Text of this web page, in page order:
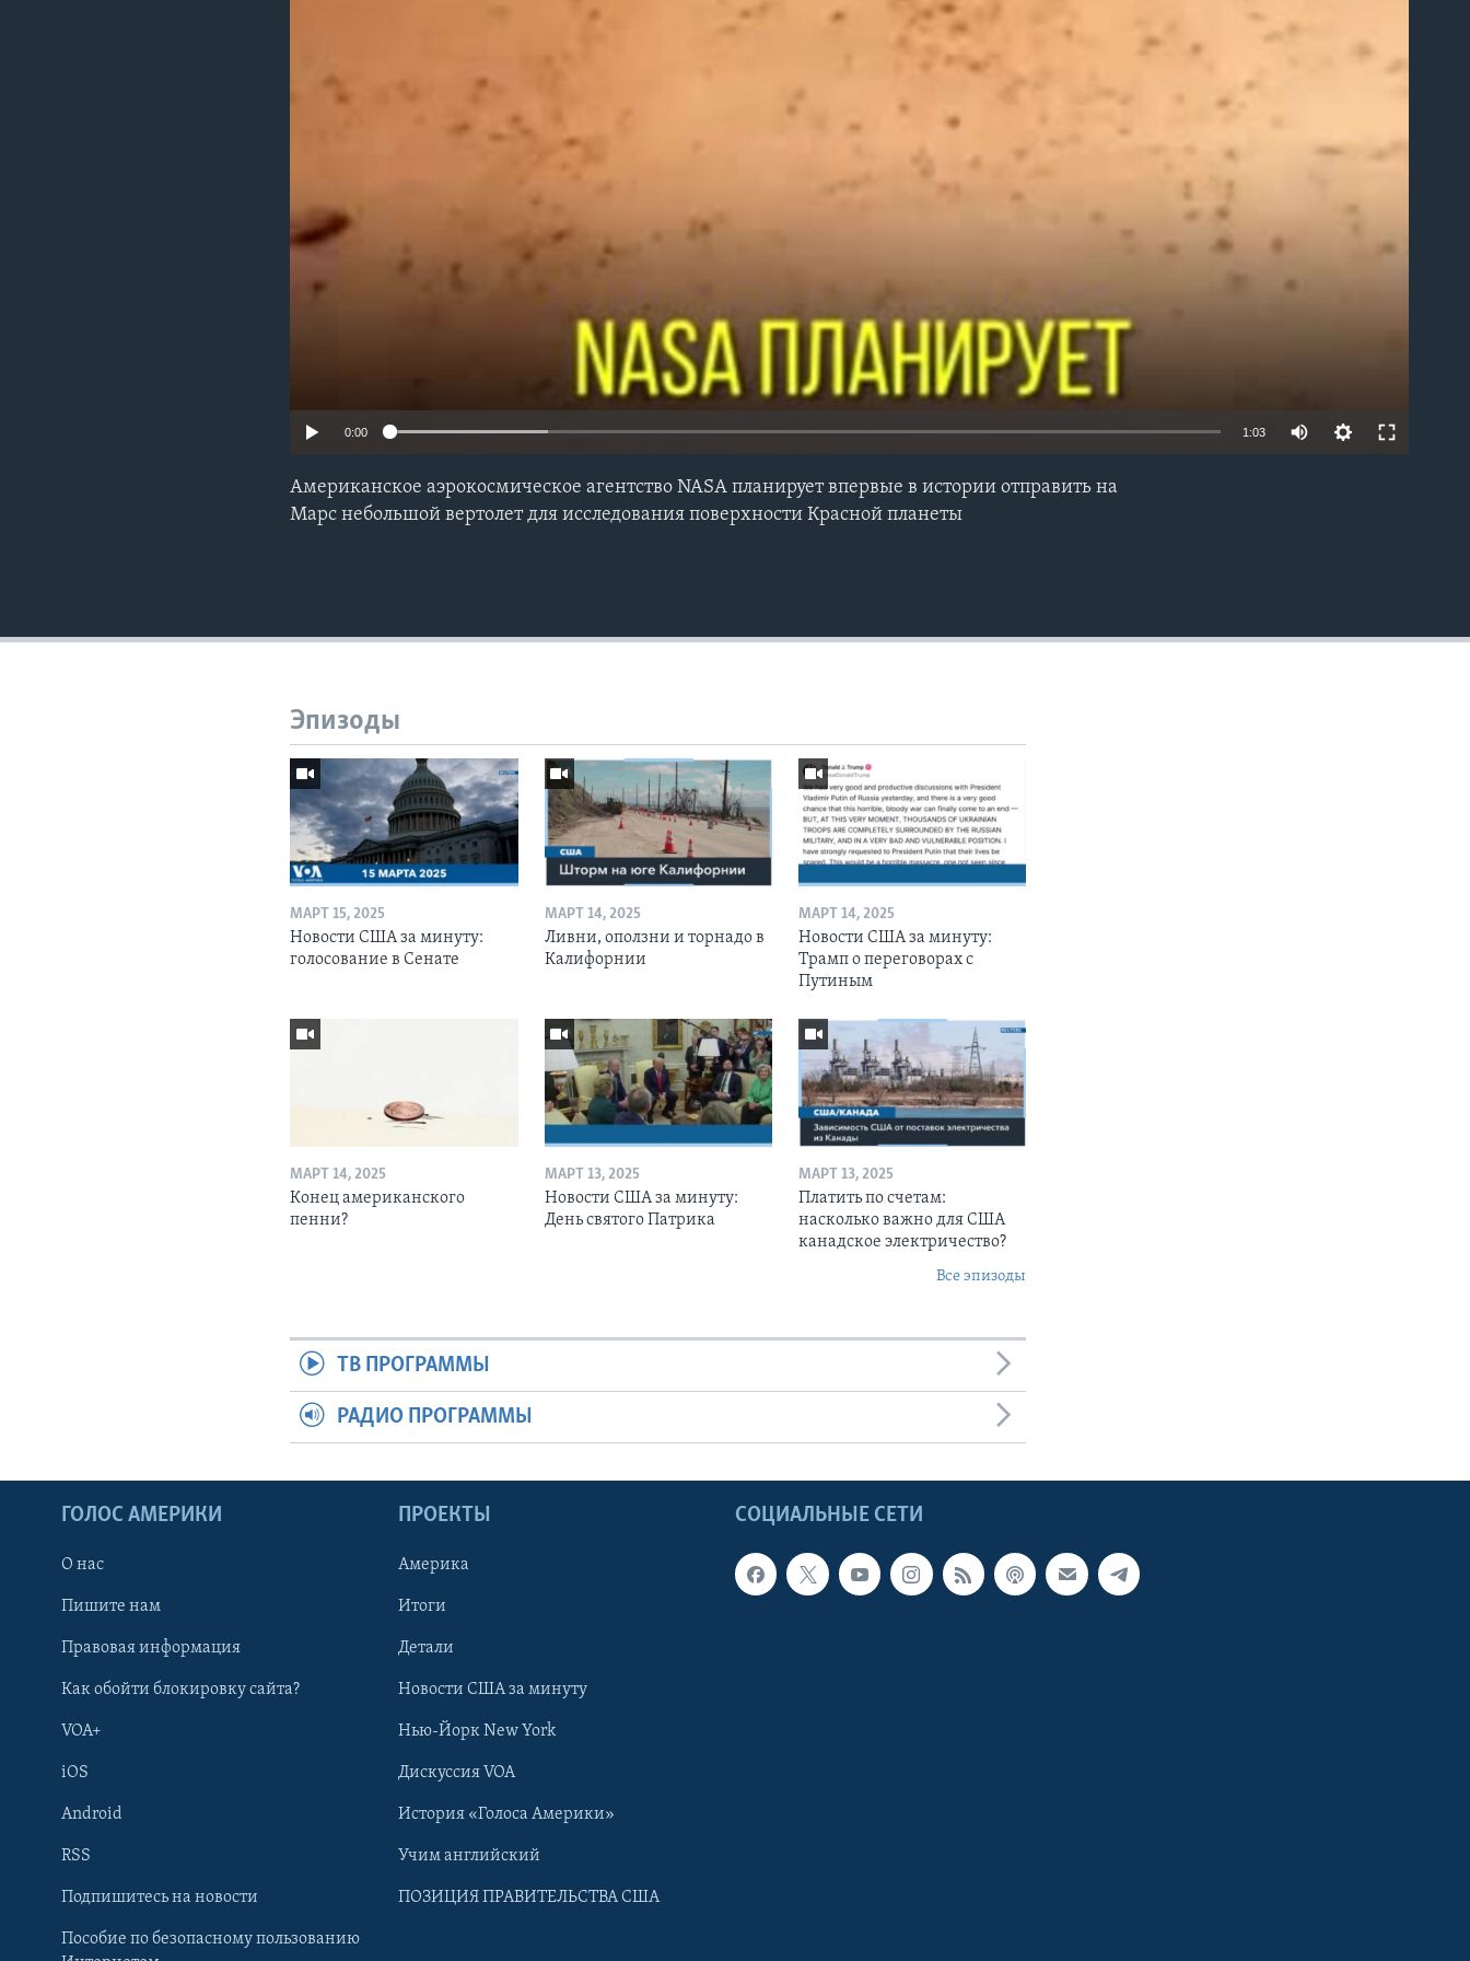
СОЦИАЛЬНЫЕ СЕТИ
0:00 1:03
Американское аэрокосмическое агентство NASA планирует впервые в истории отправить на
Марс небольшой вертолет для исследования поверхности Красной планеты
Эпизоды
МАРТ 15, 2025
Новости США за минуту:
голосование в Сенате
МАРТ 14, 2025
Ливни, оползни и торнадо в
Калифорнии
МАРТ 14, 2025
Новости США за минуту:
Трамп о переговорах с
Путиным
МАРТ 14, 2025
Конец американского
пенни?
МАРТ 13, 2025
Новости США за минуту:
День святого Патрика
МАРТ 13, 2025
Платить по счетам:
насколько важно для США
канадское электричество?
Все эпизоды
ТВ ПРОГРАММЫ
РАДИО ПРОГРАММЫ
СОЦИАЛЬНЫЕ СЕТИ
ГОЛОС АМЕРИКИ
О нас
Пишите нам
Правовая информация
Как обойти блокировку сайта?
VOA+
iOS
Android
RSS
Подпишитесь на новости
Пособие по безопасному пользованию
ПРОЕКТЫ
Америка
Итоги
Детали
Новости США за минуту
Нью-Йорк New York
Дискуссия VOA
История «Голоса Америки»
Учим английский
ПОЗИЦИЯ ПРАВИТЕЛЬСТВА США